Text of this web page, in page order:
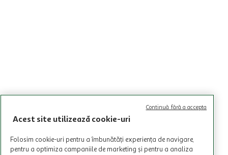
Acest site utilizează cookie-uri
Folosim cookie-uri pentru a îmbunătăți experiența de navigare,
pentru a optimiza campaniile de marketing și pentru a analiza
Continuă fără a accepta